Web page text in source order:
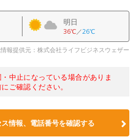
明日
36℃／26℃
報提供元：株式会社ライフビジネスウェザー
中止になっている場合がありま
ご確認ください。
情報、電話番号を確認する